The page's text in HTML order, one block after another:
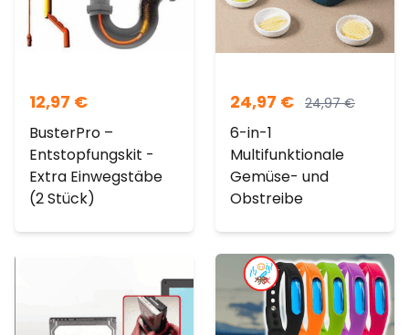
12,97 €
BusterPro –
Entstopfungskit -
Extra Einwegstäbe
(2 Stück)
24,97 € 24,97€
6-in-1
Multifunktionale
Gemüse- und
Obstreibe